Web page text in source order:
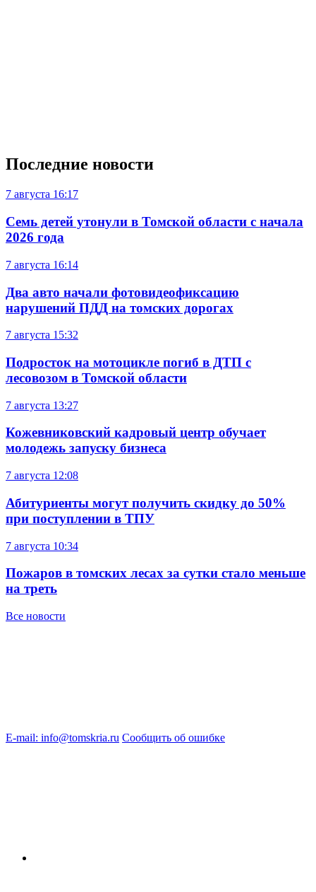
Последние новости
7 августа 16:17
Семь детей утонули в Томской области с начала
2026 года
7 августа 16:14
Два авто начали фотовидеофиксацию
нарушений ПДД на томских дорогах
7 августа 15:32
Подросток на мотоцикле погиб в ДТП с
лесовозом в Томской области
7 августа 13:27
Кожевниковский кадровый центр обучает
молодежь запуску бизнеса
7 августа 12:08
Абитуриенты могут получить скидку до 50%
при поступлении в ТПУ
7 августа 10:34
Пожаров в томских лесах за сутки стало меньше
на треть
Все новости
E-mail: info@tomskria.ru Сообщить об ошибке